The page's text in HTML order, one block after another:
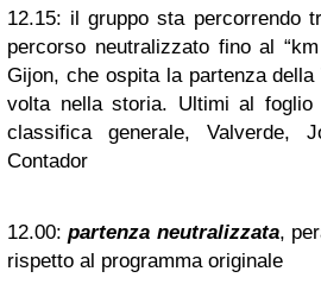
12.15: il gruppo sta percorrendo
percorso neutralizzato fino al
Gijon, che ospita la partenza
volta nella storia. Ultimi al
classifica generale, Valverde,
Contador
12.00: partenza neutralizzata,
rispetto al programma originale